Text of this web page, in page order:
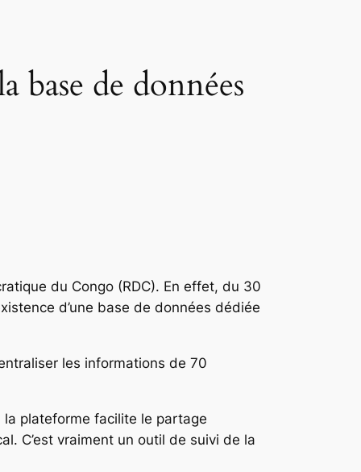
base de données
du Congo (RDC). En effet, du 30
d’une base de données dédiée
les informations de 70
la plateforme facilite le partage
C’est vraiment un outil de suivi de la